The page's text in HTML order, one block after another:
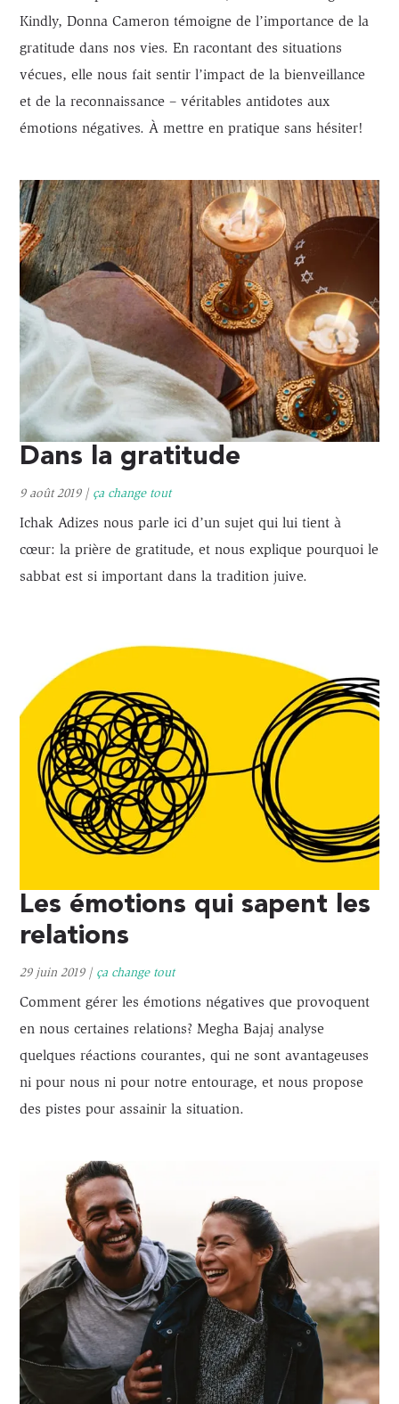
Kindly, Donna Cameron témoigne de l’importance de la
gratitude dans nos vies. En racontant des situations
vécues, elle nous fait sentir l’impact de la bienveillance
et de la reconnaissance – véritables antidotes aux
émotions négatives. À mettre en pratique sans hésiter!
Dans la gratitude
9 août 2019| ça change tout
Ichak Adizes nous parle ici d’un sujet qui lui tient à
cœur: la prière de gratitude, et nous explique pourquoi le
sabbat est si important dans la tradition juive.
Les émotions qui sapent les
relations
29 juin 2019| ça change tout
Comment gérer les émotions négatives que provoquent
en nous certaines relations? Megha Bajaj analyse
quelques réactions courantes, qui ne sont avantageuses
ni pour nous ni pour notre entourage, et nous propose
des pistes pour assainir la situation.